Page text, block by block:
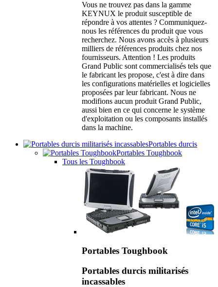
Vous ne trouvez pas dans la gamme
KEYNUX le produit susceptible de
répondre à vos attentes ? Communiquez-
nous les références du produit que vous
recherchez. Nous avons accès à plusieurs
milliers de références produits chez nos
fournisseurs. Attention ! Les produits
Grand Public sont commercialisés tels que
le fabricant les propose, c'est à dire dans
les configurations matérielles et logicielles
proposées par leur fabricant. Nous ne
modifions aucun produit Grand Public,
aussi bien en ce qui concerne le système
d'exploitation ou les composants installés
dans la machine.
Portables durcis
Portables Toughbook
Tous les Toughbook
Portables Toughbook
Portables durcis militarisés
incassables